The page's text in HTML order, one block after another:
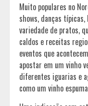
Muito populares no
shows, danças
variedade de pratos,
caldos e receitas
eventos que
apostar em um vinho
diferentes iguarias e
como um vinho